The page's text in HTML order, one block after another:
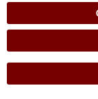
Der
Medizin
Ob Krebs- oder
Personalisierte
das konkret, wer